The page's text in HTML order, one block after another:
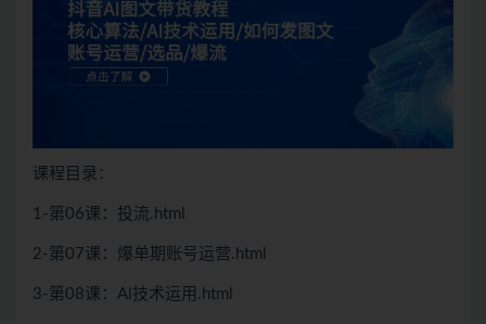
课程目录：
1-第06课：投流.html
2-第07课：爆单期账号运营.html
3-第08课：Al技术运用.html